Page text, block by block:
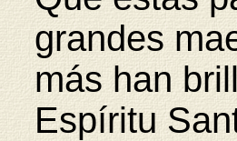
grandes
más han
Espíritu